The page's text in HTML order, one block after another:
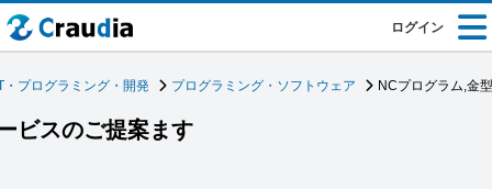
ログイン
・プログラミング・開発 プログラミング・ソフトウェア NCプログラム,金
ビスのご提案ます